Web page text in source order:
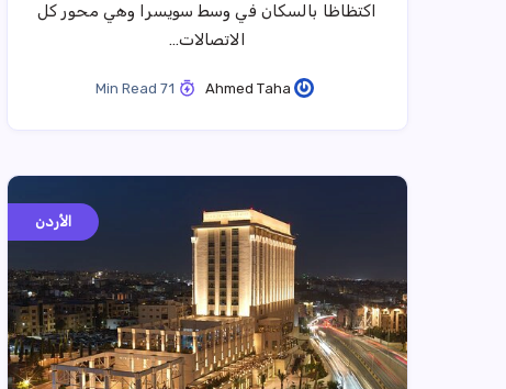
اكتظاظا بالسكان في وسط سويسرا وهي محور كل
الاتصالات…
Ahmed Taha
الأردن